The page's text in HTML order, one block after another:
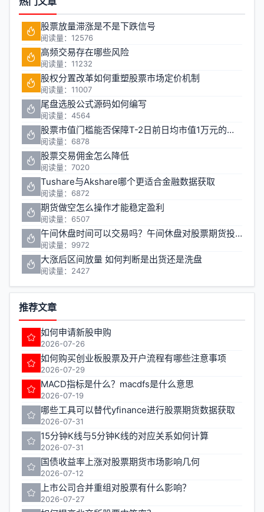
股票放量滞涨是不是下跌信号
阅读量：12576
高频交易存在哪些风险
阅读量：11232
股权分置改革如何重塑股票市场定价机制
阅读量：11007
尾盘选股公式源码如何编写
阅读量：4564
股票市值门槛能否保障T-2日前日均市值1万元的投资安全
阅读量：6878
股票交易佣金怎么降低
阅读量：7020
Tushare与Akshare哪个更适合金融数据获取
阅读量：6872
期货做空怎么操作才能稳定盈利
阅读量：6507
午间休盘时间可以交易吗？午间休盘对股票期货投资有什么影响
阅读量：9972
大涨后区间放量 如何判断是出货还是洗盘
阅读量：2427
推荐文章
如何申请新股申购
2026-07-26
如何购买创业板股票及开户流程有哪些注意事项
2026-07-29
MACD指标是什么？macdfs是什么意思
2026-07-19
哪些工具可以替代yfinance进行股票期货数据获取
2026-07-31
15分钟K线与5分钟K线的对应关系如何计算
2026-07-31
国债收益率上涨对股票期货市场影响几何
2026-07-12
上市公司合并重组对股票有什么影响？
2026-07-27